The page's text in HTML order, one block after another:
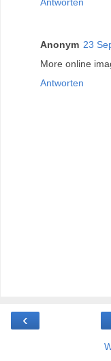
Anonym 23
More online
Antworten
‹